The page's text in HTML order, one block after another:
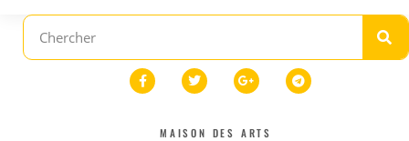
MAISON DES ARTS